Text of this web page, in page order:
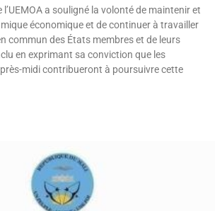
a souligné la volonté de maintenir et
économique et de continuer à travailler
commun des États membres et de leurs
en exprimant sa conviction que les
midi contribueront à poursuivre cette